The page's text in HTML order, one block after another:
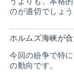
のが適切でしょう
ホルムズ海峡が
今回の紛争で特
の動向です。